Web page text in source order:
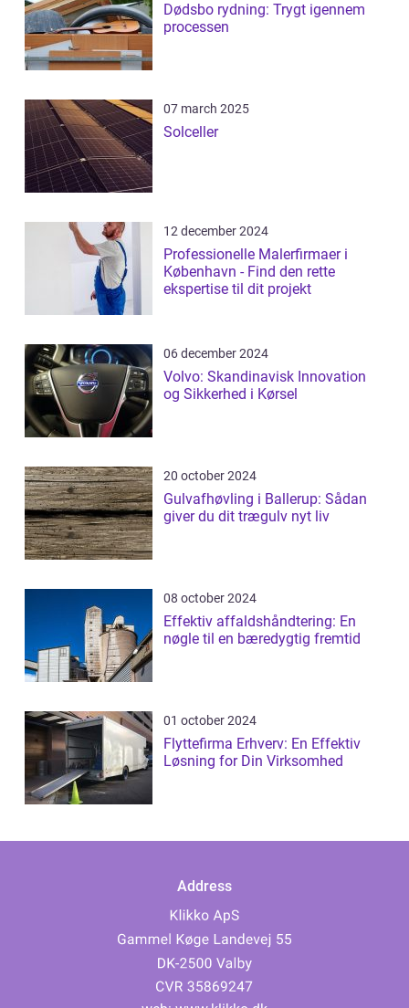
Dødsbo rydning: Trygt igennem
processen
07 march 2025
Solceller
12 december 2024
Professionelle Malerfirmaer i
København - Find den rette
ekspertise til dit projekt
06 december 2024
Volvo: Skandinavisk Innovation
og Sikkerhed i Kørsel
20 october 2024
Gulvafhøvling i Ballerup: Sådan
giver du dit trægulv nyt liv
08 october 2024
Effektiv affaldshåndtering: En
nøgle til en bæredygtig fremtid
01 october 2024
Flyttefirma Erhverv: En Effektiv
Løsning for Din Virksomhed
Address